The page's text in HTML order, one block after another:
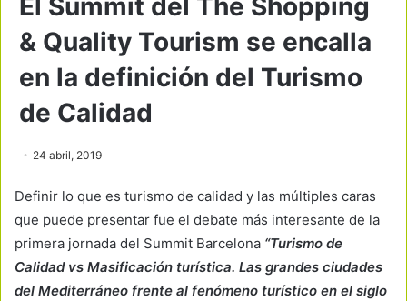
El Summit del The Shopping
& Quality Tourism se encalla
en la definición del Turismo
de Calidad
24 abril, 2019
Definir lo que es turismo de calidad y las múltiples caras
que puede presentar fue el debate más interesante de la
primera jornada del Summit Barcelona “Turismo de
Calidad vs Masificación turística. Las grandes ciudades
del Mediterráneo frente al fenómeno turístico en el siglo